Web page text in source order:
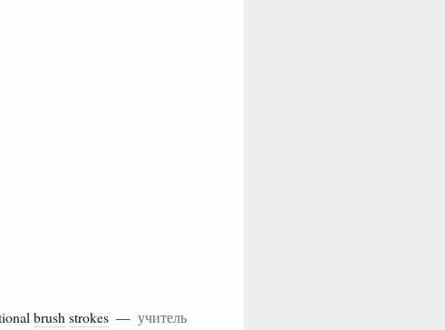
brush strokes — учитель